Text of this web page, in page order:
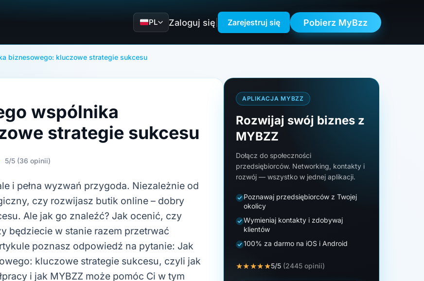
PL Zaloguj się Zarejestruj się Pobierz MyBzz
biznesowego: kluczowe strategie sukcesu
wspólnika
strategie sukcesu
5/5 (36 opinii)
i pełna wyzwań przygoda. Niezależnie od
czy rozwijasz butik online – dobry
Ale jak go znaleźć? Jak ocenić, czy
będziecie w stanie razem przetrwać
poznasz odpowiedź na pytanie: Jak
kluczowe strategie sukcesu, czyli jak
i jak MYBZZ może pomóc Ci w tym
APLIKACJA MYBZZ
Rozwijaj swój biznes z
MYBZZ
Dołącz do społeczności
przedsiębiorców. Networking, kontakty i
rozwój — wszystko w jednej aplikacji.
Poznawaj przedsiębiorców z Twojej
okolicy
Wymieniaj kontakty i zdobywaj
klientów
100% za darmo na iOS i Android
★★★★★5/5 (2445 opinii)